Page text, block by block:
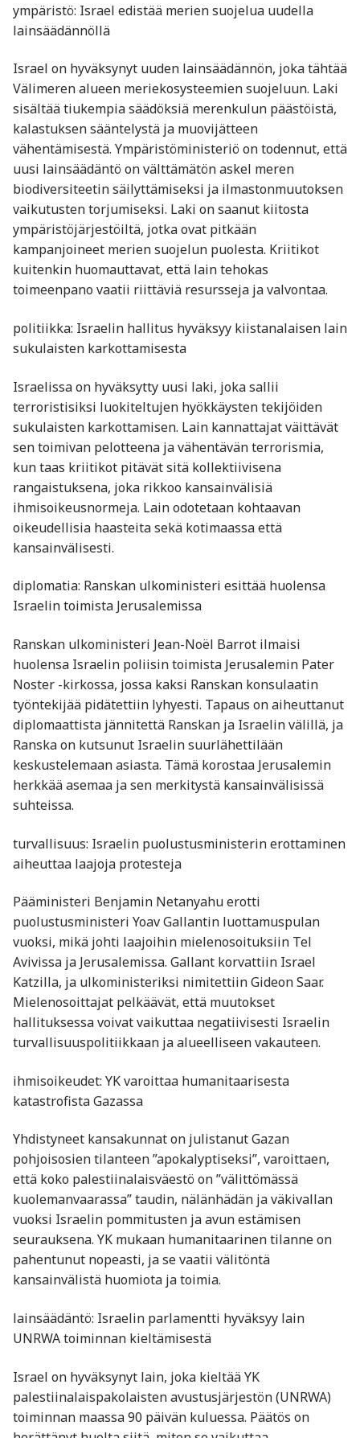
ympäristö: Israel edistää merien suojelua uudella
lainsäädännöllä
Israel on hyväksynyt uuden lainsäädännön, joka tähtää
Välimeren alueen meriekosysteemien suojeluun. Laki
sisältää tiukempia säädöksiä merenkulun päästöistä,
kalastuksen sääntelystä ja muovijätteen
vähentämisestä. Ympäristöministeriö on todennut, että
uusi lainsäädäntö on välttämätön askel meren
biodiversiteetin säilyttämiseksi ja ilmastonmuutoksen
vaikutusten torjumiseksi. Laki on saanut kiitosta
ympäristöjärjestöiltä, jotka ovat pitkään
kampanjoineet merien suojelun puolesta. Kriitikot
kuitenkin huomauttavat, että lain tehokas
toimeenpano vaatii riittäviä resursseja ja valvontaa.
politiikka: Israelin hallitus hyväksyy kiistanalaisen lain
sukulaisten karkottamisesta
Israelissa on hyväksytty uusi laki, joka sallii
terroristisiksi luokiteltujen hyökkäysten tekijöiden
sukulaisten karkottamisen. Lain kannattajat väittävät
sen toimivan pelotteena ja vähentävän terrorismia,
kun taas kriitikot pitävät sitä kollektiivisena
rangaistuksena, joka rikkoo kansainvälisiä
ihmisoikeusnormeja. Lain odotetaan kohtaavan
oikeudellisia haasteita sekä kotimaassa että
kansainvälisesti.
diplomatia: Ranskan ulkoministeri esittää huolensa
Israelin toimista Jerusalemissa
Ranskan ulkoministeri Jean-Noël Barrot ilmaisi
huolensa Israelin poliisin toimista Jerusalemin Pater
Noster -kirkossa, jossa kaksi Ranskan konsulaatin
työntekijää pidätettiin lyhyesti. Tapaus on aiheuttanut
diplomaattista jännitettä Ranskan ja Israelin välillä, ja
Ranska on kutsunut Israelin suurlähettilään
keskustelemaan asiasta. Tämä korostaa Jerusalemin
herkkää asemaa ja sen merkitystä kansainvälisissä
suhteissa.
turvallisuus: Israelin puolustusministerin erottaminen
aiheuttaa laajoja protesteja
Pääministeri Benjamin Netanyahu erotti
puolustusministeri Yoav Gallantin luottamuspulan
vuoksi, mikä johti laajoihin mielenosoituksiin Tel
Avivissa ja Jerusalemissa. Gallant korvattiin Israel
Katzilla, ja ulkoministeriksi nimitettiin Gideon Saar.
Mielenosoittajat pelkäävät, että muutokset
hallituksessa voivat vaikuttaa negatiivisesti Israelin
turvallisuuspolitiikkaan ja alueelliseen vakauteen.
ihmisoikeudet: YK varoittaa humanitaarisesta
katastrofista Gazassa
Yhdistyneet kansakunnat on julistanut Gazan
pohjoisosien tilanteen ”apokalyptiseksi”, varoittaen,
että koko palestiinalaisväestö on ”välittömässä
kuolemanvaarassa” taudin, nälänhädän ja väkivallan
vuoksi Israelin pommitusten ja avun estämisen
seurauksena. YK mukaan humanitaarinen tilanne on
pahentunut nopeasti, ja se vaatii välitöntä
kansainvälistä huomiota ja toimia.
lainsäädäntö: Israelin parlamentti hyväksyy lain
UNRWA toiminnan kieltämisestä
Israel on hyväksynyt lain, joka kieltää YK
palestiinalaispakolaisten avustusjärjestön (UNRWA)
toiminnan maassa 90 päivän kuluessa. Päätös on